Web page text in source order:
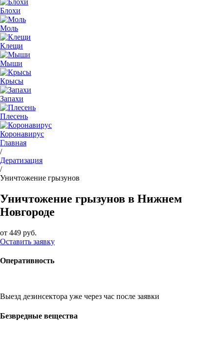
Блохи
Моль
Клещи
Мыши
Крысы
Запахи
Плесень
Коронавирус
Главная
/
Дератизация
/
Уничтожение грызунов
Уничтожение грызунов в Нижнем
Новгороде
от 449 руб.
Оставить заявку
Оперативность
Выезд дезинсектора уже через час после заявки
Безвредные вещества